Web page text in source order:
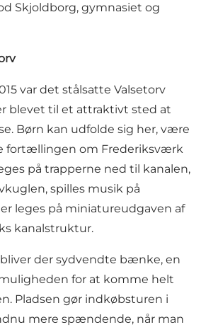
Skjoldborg, gymnasiet og
var det stålsatte Valsetorv
blevet til et attraktivt sted at
Børn kan udfolde sig her, være
fortællingen om Frederiksværk
på trapperne ned til kanalen,
spilles musik på
leges på miniatureudgaven af
kanalstruktur.
der sydvendte bænke, en
for at komme helt
Pladsen gør indkøbsturen i
mere spændende, når man